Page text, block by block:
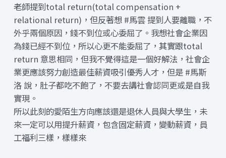
老師提到total return(total compensation +
relational return)，但反著想 #馬雲 提到人要離職，不
外乎兩個原因，錢不到位或心委屈了。我想社會企業因
為錢已經不到位，所以心更不能委屈了，其實跟total
return 意思相同，但我不覺得這是一個好解法，社會企
業更應該努力創造最佳薪資吸引優秀人才，但是 #馬斯
洛 說，肚子都吃不飽了，不要去講社會認同更或是自我
實現。
所以此刻的愛陌生方向應該還是退休人員與大學生，未
來一定可以用提升薪資，包含固定薪資，變動薪資，員
工福利三樣，樣樣來